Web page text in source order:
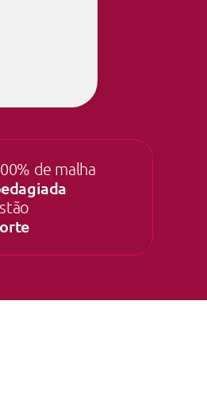
de malha